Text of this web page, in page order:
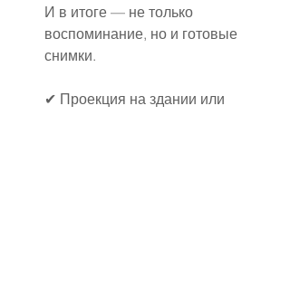
И в итоге — не только
воспоминание, но и готовые
снимки.
✔ Проекция на здании или